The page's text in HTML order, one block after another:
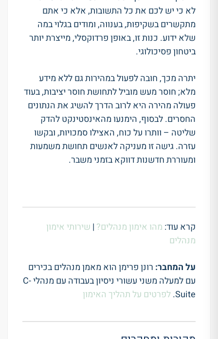
לא כי יש לכם את כל התשובות, אלא כי אתם
מתקשרים בשקיפות, בענווה, ומודים בגלוי במה
שלא ידוע. כנות זו, באופן פרדוקסלי, מייצרת יותר
ביטחון פסיכולוגי.
יתרה מכך, חובה לפעול במהירות גם ללא מידע
מלא;חוסר מעש מוביל לתחושת חוסר יציבות, בעוד
פעולה מהירה היא לרוב הדרך להשיג את הנתונים
החסרים.לבסוף, הימנעו מהאינסטינקט להדק
שליטה – וותרו על כוח, האצילו סמכויות, ובקשו
עזרה.גישה זו מעניקה לאנשים תחושת משמעות
ומעוררת חדשנות דווקא בזמני משבר.
קרא עוד: מהו אימון מנהלים? | שירותי אימון
מנהלים
על המחבר: רונן פרימן הוא מאמן מנהלים בכירים
עם למעלה משני עשורי ניסיון בעבודה עם מנהלי C-
Suite. לפרטים על תהליך האימון